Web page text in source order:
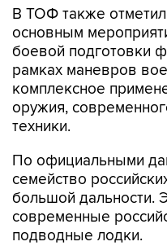
В ТОФ также
основным
боевой подготовки
рамках маневров
комплексное
оружия,
техники.
По официальными
семейство
большой дальности.
современные
подводные лодки.